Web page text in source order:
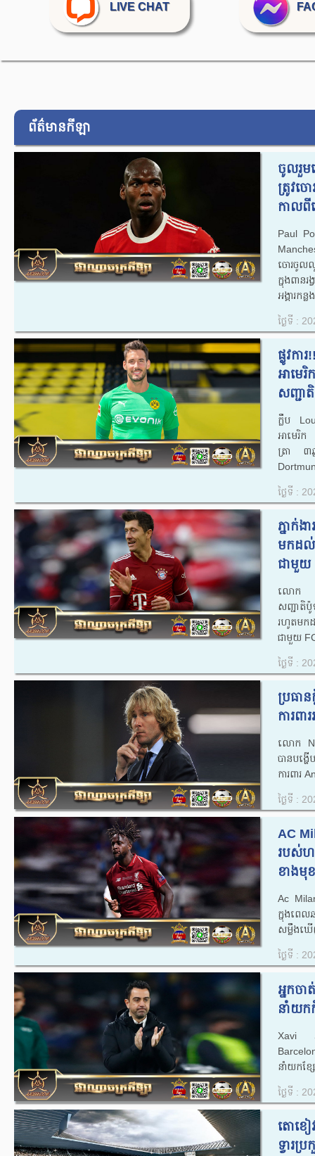
LIVE CHAT
ព័ត៌មានកីឡា
ចូលរួម
ត្រូវច
កាលពី
Paul
ចោរ​ចូល
ក្នុងពាន
អង្គារកន្
ថ្ងៃទី :
ផ្លូវក
អាមេរិ
សញ្ជា
ក្លឹប
អាមេរិក
ត្រា ៣ឆ្
ថ្ងៃទី :
ភ្នាក់
មកដល់
ជាមួយ
លោក
សញ្ជាតិ
រហូតមកដ
ជាមួយ
ថ្ងៃទី :
ប្រធា
ការព
លោក​
បានបង្ហើ
ការពារ
ថ្ងៃទី :
AC
របស់ហ
ខាងមុ
Ac
ក្នុងពេ
សម្លឹងឃើ
ថ្ងៃទី :
អ្នកច
នាំយក
Xavi អ្
នាំយកខ្ស
ថ្ងៃទី :
តោខៀ
ទ្វារ